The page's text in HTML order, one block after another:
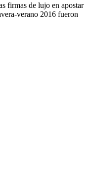
firmas de lujo en apostar
verano 2016 fueron